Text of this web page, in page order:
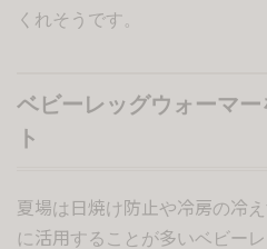
くれそうです。
ベビーレッグウォーマ
ト
夏場は日焼け防止や冷房の冷
に活用することが多いベビー